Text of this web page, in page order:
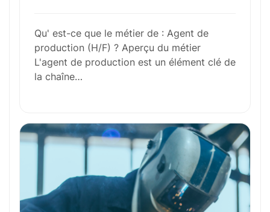
Déposez votrecandidature
spontanée
Votre nom
Votre e-mail
Qu' est-ce que le métier de : Agent de
production (H/F) ? Aperçu du métier
L'agent de production est un élément clé de
la chaîne…